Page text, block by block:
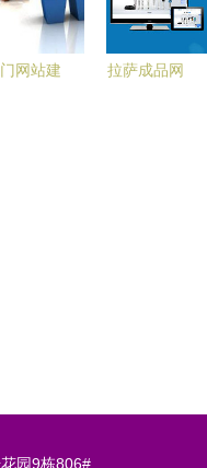
网站建
拉萨成品网
园9栋806#